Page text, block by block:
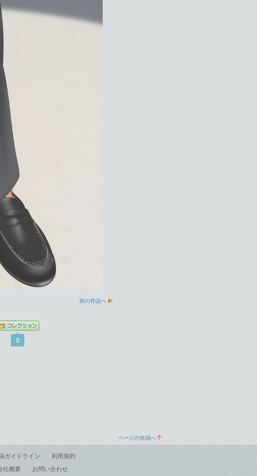
前の作品へ
0
ページの先頭へ
ガイドライン
利用規約
社概要 お問い合わせ